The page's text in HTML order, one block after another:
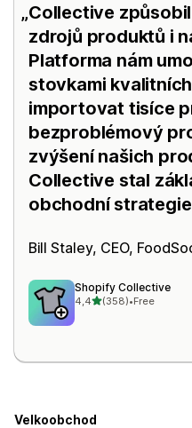
Collective
zdrojů produktů i
Platforma nám
stovkami
importovat tisíce
bezproblémový
zvýšení našich
Collective stal
obchodní
Bill Staley, CEO,
Shopify Collective
4,4z 5 hvězd
(358)
Celkový počet recenzí:
•Free
Velkoobchod